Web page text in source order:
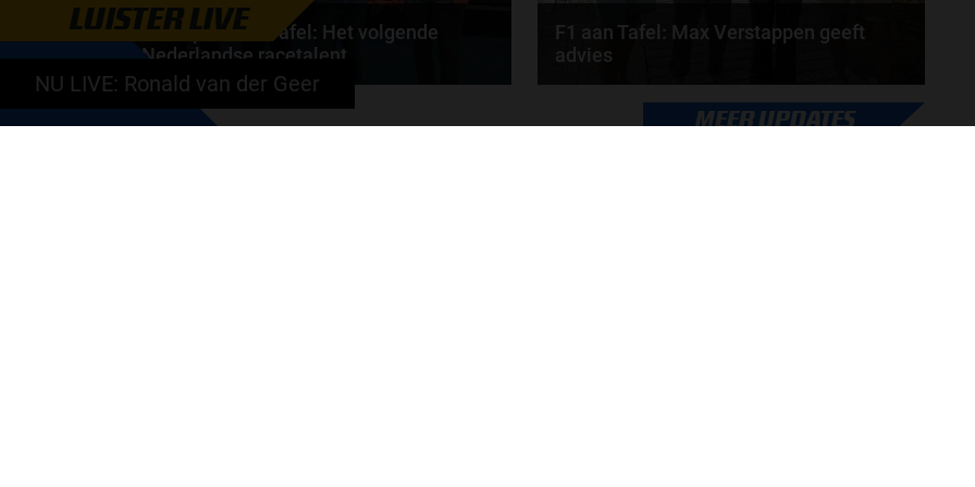
Autosport aan Tafel: Het volgende
Nederlandse racetalent
Hoe klim je naar te top in de racewereld? Wat is er
nodig om alles uit je carrière te halen? En hoe...
F1 aan Tafel: Max Verstappen geeft
advies
Max Verstappen adviseert Red Bull. Gaat George
Russell weg bij Mercedes? En moet de budgetcap...
MEER UPDATES
LUISTER LIVE
NU LIVE: Ronald van der Geer